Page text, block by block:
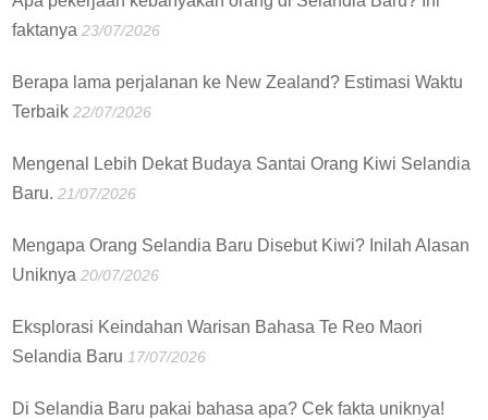
faktanya 23/07/2026
Berapa lama perjalanan ke New Zealand? Estimasi Waktu
Terbaik 22/07/2026
Mengenal Lebih Dekat Budaya Santai Orang Kiwi Selandia
Baru. 21/07/2026
Mengapa Orang Selandia Baru Disebut Kiwi? Inilah Alasan
Uniknya 20/07/2026
Eksplorasi Keindahan Warisan Bahasa Te Reo Maori
Selandia Baru 17/07/2026
Di Selandia Baru pakai bahasa apa? Cek fakta uniknya!